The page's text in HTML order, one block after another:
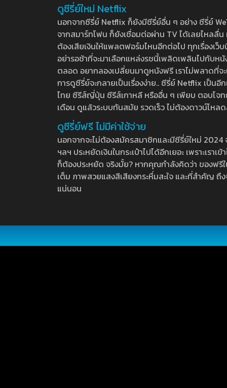
ดูซีรี่ย์ใหม่ Netflix
นอกจากซีรี่ย์ Netflix ก็ยังมีซีรี่ย์อื่น ๆ อย่าง ซีรี่ย์
จากสมาร์ทโฟน ก็ยังเชื่อมต่อผ่าน TV ได้เลยไหลลื่
ต้องเสียเงินให้แพลตฟอร์มไหนอีกต่อไป ทุกเรื่องเว็
อย่ารอช้าที่จะมาเลือกแหล่งรชนี้เพลิดเพลินไปกับห
ตลอด อยากลองเปลี่ยนมาดูหนังฟรี เราไม่พลาดที่
การดูซีรี่ย์จะกลายเป็นเรื่องง่าย.. ซีรี่ย์ Netflix เป็น
ไทย ซีรีส์ญี่ปุ่น ซีรีส์เกาหลี หรืออื่น ๆ เพียบ ตอบโจท
เดือน ดูแล้วระบบทันสมัย รวดเร็ว ไม่ต้องดาวน์โห
ดูซีรี่ย์ฟรี ไม่มีค่าใช้จ่าย
นอกจากจะไม่ต้องสมัครสมาชิกและมีซีรี่ย์ใหม่
ฯลฯ ประหยัดเงินในกระเป๋าไปได้อีกเยอะ เพราะเร
ก็ต้องประหยัด จริงมั้ย? หากคุณกำลังคิดว่า ของฟ
เต็ม ภาพสวยแสงสีเสียงกระหึ่มสะใจ และที่สำคัญ
แน่นอน